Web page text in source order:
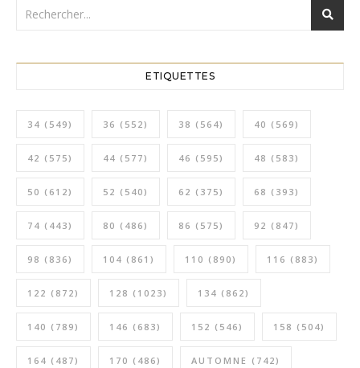
ETIQUETTES
34 (549) 36 (552) 38 (564) 40 (569)
42 (575) 44 (577) 46 (595) 48 (583)
50 (612) 52 (540) 62 (375) 68 (393)
74 (443) 80 (486) 86 (575) 92 (847)
98 (836) 104 (861) 110 (890) 116 (883)
122 (872) 128 (1023) 134 (862)
140 (789) 146 (683) 152 (546) 158 (504)
164 (487) 170 (486) AUTOMNE (742)